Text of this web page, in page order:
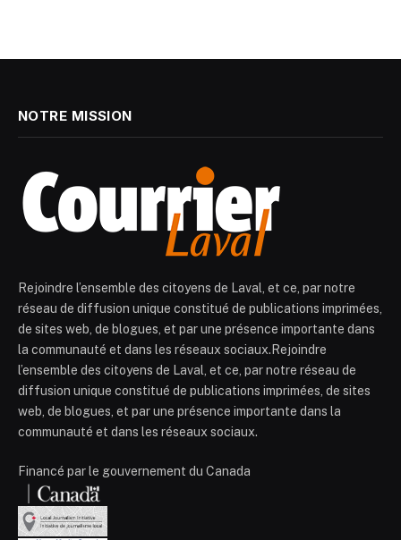
NOTRE MISSION
Rejoindre l’ensemble des citoyens de Laval, et ce, par notre
réseau de diffusion unique constitué de publications imprimées,
de sites web, de blogues, et par une présence importante dans
la communauté et dans les réseaux sociaux.Rejoindre
l’ensemble des citoyens de Laval, et ce, par notre réseau de
diffusion unique constitué de publications imprimées, de sites
web, de blogues, et par une présence importante dans la
communauté et dans les réseaux sociaux.
Financé par le gouvernement du Canada